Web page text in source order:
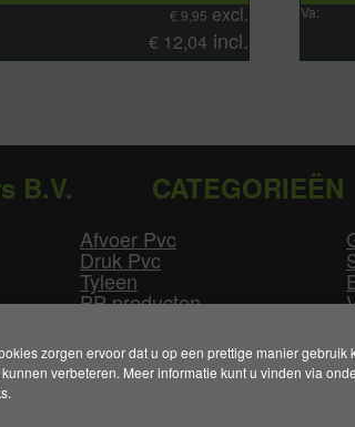
zorgen ervoor dat u op een prettige manier gebruik
verbeteren. Meer informatie kunt u vinden via
€ 9,95 excl.
€ 12,04 incl.
Va:
B.V. CATEGORIEËN
Afvoer Pvc
Druk Pvc
Tyleen
PP producten
GLW producten
Voorwaarden